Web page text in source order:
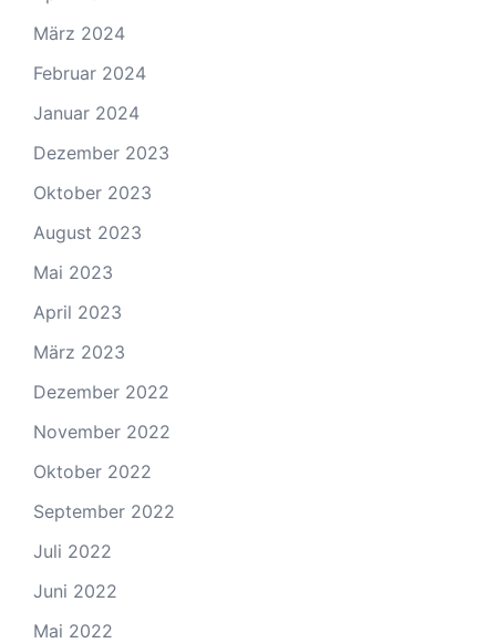
März 2024
Februar 2024
Januar 2024
Dezember 2023
Oktober 2023
August 2023
Mai 2023
April 2023
März 2023
Dezember 2022
November 2022
Oktober 2022
September 2022
Juli 2022
Juni 2022
Mai 2022